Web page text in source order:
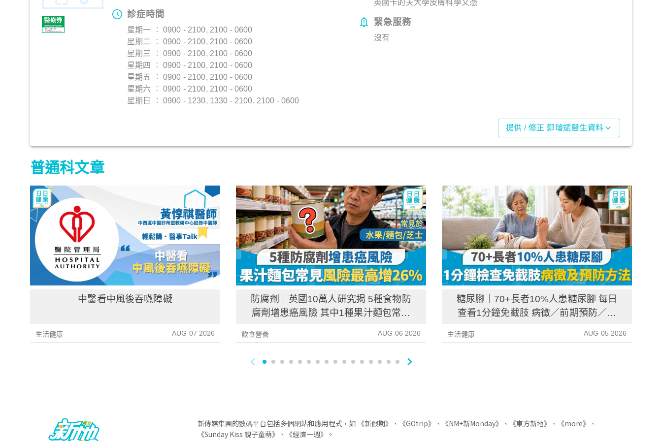
診症時間
星期一 ︰ 0900 - 2100, 2100 - 0600
星期二 ︰ 0900 - 2100, 2100 - 0600
星期三 ︰ 0900 - 2100, 2100 - 0600
星期四 ︰ 0900 - 2100, 2100 - 0600
星期五 ︰ 0900 - 2100, 2100 - 0600
星期六 ︰ 0900 - 2100, 2100 - 0600
星期日 ︰ 0900 - 1230, 1330 - 2100, 2100 - 0600
英國卡的夫大學皮膚科學文憑
緊急服務
沒有
提供 / 修正 鄭璿斌醫生資料
普通科文章
中醫看中風後吞嚥障礙
生活健康 AUG 07 2026
防腐劑｜英國10萬人研究揭 5種食物防
腐劑增患癌風險 其中1種果汁麵包常見
飲食營養 AUG 06 2026
糖尿腳｜70+長者10%人患糖尿腳 每日
查看1分鐘免截肢 病徵／前期預防／病
生活健康 AUG 05 2026